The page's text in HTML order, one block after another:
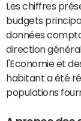
Les chiffres
budgets
données
direction
l'Economie et
habitant a été
populations